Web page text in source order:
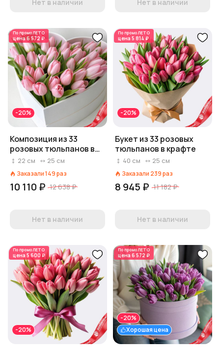
Нет в наличии Нет в наличии
По промоЛЕТО
цена6 572 ₽
-20%
Композиция из 33
розовых тюльпанов в
коробке "С романтикой
22 см 25 см
Заказали149раз
10 110 ₽ 12 638 ₽
Нет в наличии
По промоЛЕТО
цена 5 814 ₽
-20%
Букет из 33 розовых
тюльпанов в крафте
40 см 25 см
Заказали 239раз
8 945 ₽ 11 182 ₽
Нет в наличии
По промоЛЕТО
цена 5 600 ₽
-20%
По промоЛЕТО
цена 6 572 ₽
Хорошая цена
-20%